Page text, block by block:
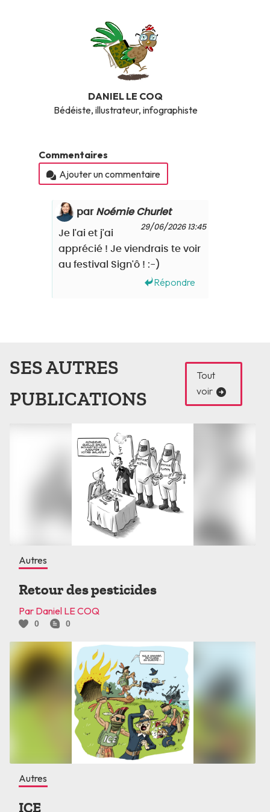
DANIEL LE COQ
Bédéiste, illustrateur, infographiste
Commentaires
Ajouter un commentaire
par Noémie Churlet
29/06/2026 13:45
Je l'ai et j'ai
apprécié ! Je viendrais te voir
au festival Sign'ô ! :-)
Répondre
SES AUTRES
PUBLICATIONS
Tout
voir
Autres
Retour des pesticides
Par Daniel LE COQ
0 0
Autres
ICE